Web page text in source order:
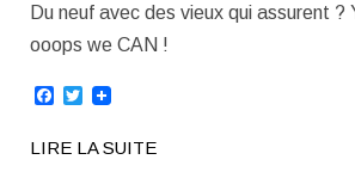
Du neuf avec des vieux qui assurent ?
ooops we CAN !
Facebook
Twitter
LIRE LA SUITE